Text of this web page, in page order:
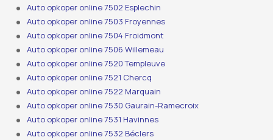
Auto opkoper online 7502 Esplechin
Auto opkoper online 7503 Froyennes
Auto opkoper online 7504 Froidmont
Auto opkoper online 7506 Willemeau
Auto opkoper online 7520 Templeuve
Auto opkoper online 7521 Chercq
Auto opkoper online 7522 Marquain
Auto opkoper online 7530 Gaurain-Ramecroix
Auto opkoper online 7531 Havinnes
Auto opkoper online 7532 Béclers